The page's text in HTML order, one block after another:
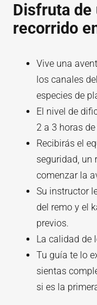
Disfruta de
recorrido
Vive una
los canales
especies de
El nivel de
2 a 3 horas
Recibirás el
seguridad, un
comenzar la
Su instructor
del remo y el
previos.
La calidad de
Tu guía te lo
sientas
si es la